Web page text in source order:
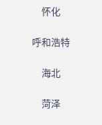
怀化
呼和浩特
海北
菏泽